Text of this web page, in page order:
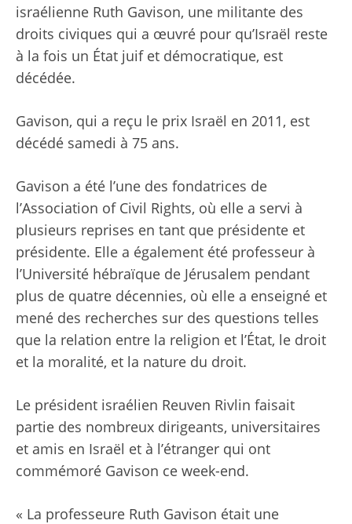
israélienne Ruth Gavison, une militante des
droits civiques qui a œuvré pour qu’Israël reste
à la fois un État juif et démocratique, est
décédée.
Gavison, qui a reçu le prix Israël en 2011, est
décédé samedi à 75 ans.
Gavison a été l’une des fondatrices de
l’Association of Civil Rights, où elle a servi à
plusieurs reprises en tant que présidente et
présidente. Elle a également été professeur à
l’Université hébraïque de Jérusalem pendant
plus de quatre décennies, où elle a enseigné et
mené des recherches sur des questions telles
que la relation entre la religion et l’État, le droit
et la moralité, et la nature du droit.
Le président israélien Reuven Rivlin faisait
partie des nombreux dirigeants, universitaires
et amis en Israël et à l’étranger qui ont
commémoré Gavison ce week-end.
« La professeure Ruth Gavison était une